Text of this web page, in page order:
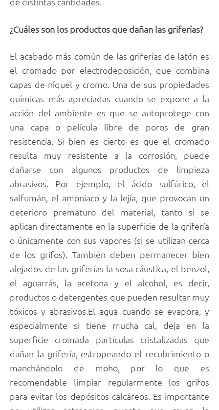
¿Cuáles son los productos que dañan las griferías?
El acabado más común de las griferías de latón es
el cromado por electrodeposición, que combina
capas de níquel y cromo. Una de sus propiedades
químicas más apreciadas cuando se expone a la
acción del ambiente es que se autoprotege con
una capa o película libre de poros de gran
resistencia. Si bien es cierto es que el cromado
resulta muy resistente a la corrosión, puede
dañarse con algunos productos de limpieza
abrasivos. Por ejemplo, el ácido sulfúrico, el
salfumán, el amoniaco y la lejía, que provocan un
deterioro prematuro del material, tanto si se
aplican directamente en la superficie de la grifería
o únicamente con sus vapores (si se utilizan cerca
de los grifos). También deben permanecer bien
alejados de las griferías la sosa cáustica, el benzol,
el aguarrás, la acetona y el alcohol, es decir,
productos o detergentes que pueden resultar muy
tóxicos y abrasivos.El agua cuando se evapora, y
especialmente si tiene mucha cal, deja en la
superficie cromada partículas cristalizadas que
dañan la grifería, estropeando el recubrimiento o
manchándolo de moho, por lo que es
recomendable limpiar regularmente los grifos
para evitar los depósitos calcáreos. Es importante